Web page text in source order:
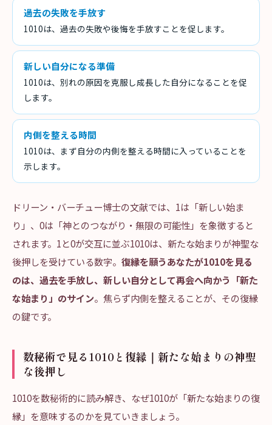
過去の失敗を手放す
1010は、過去の失敗や後悔を手放すことを促します。
新しい自分になる準備
1010は、別れの原因を克服し成長した自分になることを促
します。
内側を整える時間
1010は、まず自分の内側を整える時間に入っていることを
示します。
ドリーン・バーチュー博士の文献では、1は「新しい始ま
り」、0は「神とのつながり・無限の可能性」を象徴すると
されます。1と0が交互に並ぶ1010は、新たな始まりが神聖な
後押しを受けている数字。 復縁を願うあなたが1010を見る
のは、過去を手放し、新しい自分として再会へ向かう「新た
な始まり」のサイン。焦らず内側を整えることが、その復縁
の鍵です。
数秘術で見る1010と復縁｜新たな始まりの神聖
な後押し
1010を数秘術的に読み解き、なぜ1010が「新たな始まりの復
縁」を意味するのかを見ていきましょう。